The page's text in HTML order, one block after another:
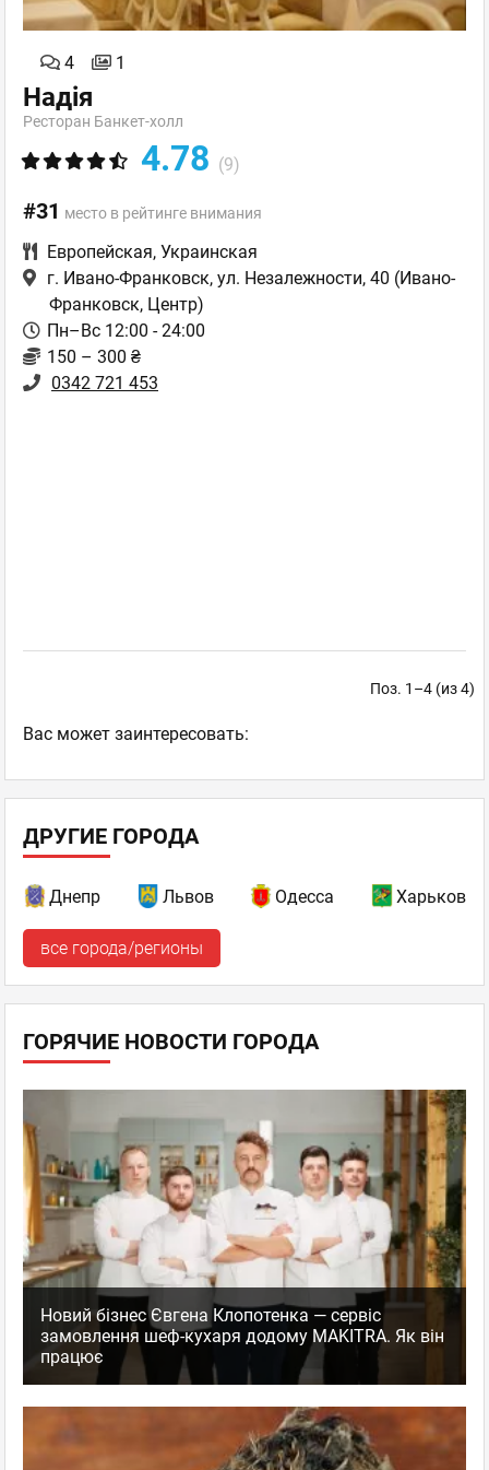
4 1
Надія
Ресторан Банкет-холл
4.78 (9)
#31 место в рейтинге внимания
Европейская, Украинская
г. Ивано-Франковск, ул. Незалежности, 40 (Ивано-
Франковск, Центр)
Пн–Вс 12:00 - 24:00
150 – 300 ₴
0342 721 453
Поз. 1–4 (из 4)
Ваc может заинтересовать:
ДРУГИЕ ГОРОДА
Днепр Львов Одесса Харьков
все города/регионы
ГОРЯЧИЕ НОВОСТИ ГОРОДА
Новий бізнес Євгена Клопотенка — сервіс
замовлення шеф-кухаря додому MAKITRA. Як він
працює